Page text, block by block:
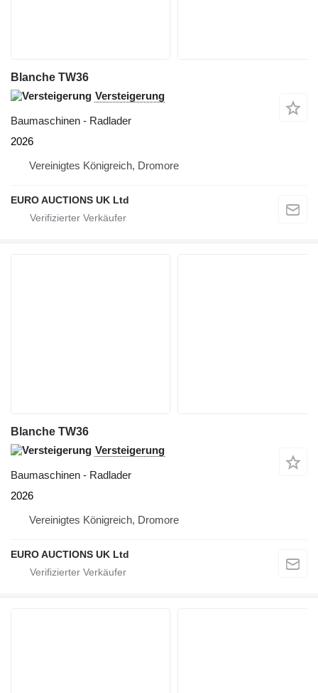
Blanche TW36
Versteigerung
Baumaschinen - Radlader
2026
Vereinigtes Königreich, Dromore
EURO AUCTIONS UK Ltd
Blanche TW36
Versteigerung
Baumaschinen - Radlader
2026
Vereinigtes Königreich, Dromore
EURO AUCTIONS UK Ltd